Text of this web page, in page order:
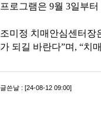
프로그램은 9월 3일부
조미정 치매안심센터장
가 되길 바란다”며, “치
글쓴날 : [24-08-12 09:00]